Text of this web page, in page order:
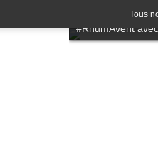
Tous
Tartare de boeuf
#RhumAvent